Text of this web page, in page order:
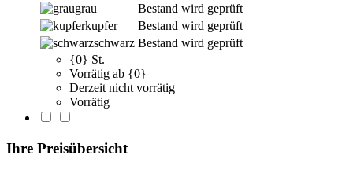
grau
Bestand wird geprüft
kupfer
Bestand wird geprüft
schwarz Bestand wird geprüft
{0} St.
Vorrätig ab {0}
Derzeit nicht vorrätig
Vorrätig
Ihre Preisübersicht